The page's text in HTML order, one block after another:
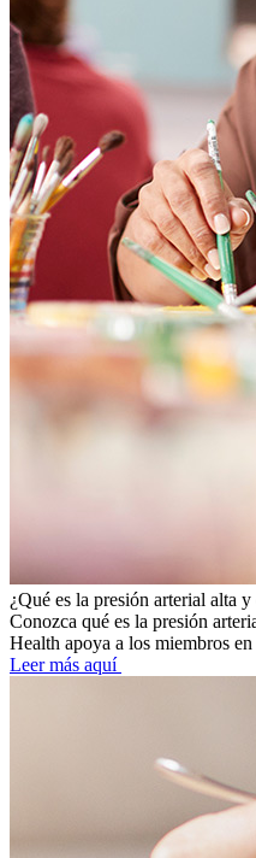
¿Qué es la presión arterial alta y
Conozca qué es la presión
Health apoya a los miembros
Leer más aquí